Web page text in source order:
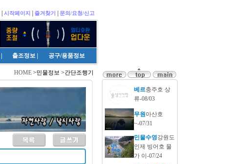
시작페이지 즐겨찾기 문의/요청/신고
출조정보 공구/용품정보
HOME>민물정보 >간단조행기
베르충주호 상
류-08/03
무원아산호
~-07/31
민물수영강원도
인제 빙어호 물
가 이-07/24